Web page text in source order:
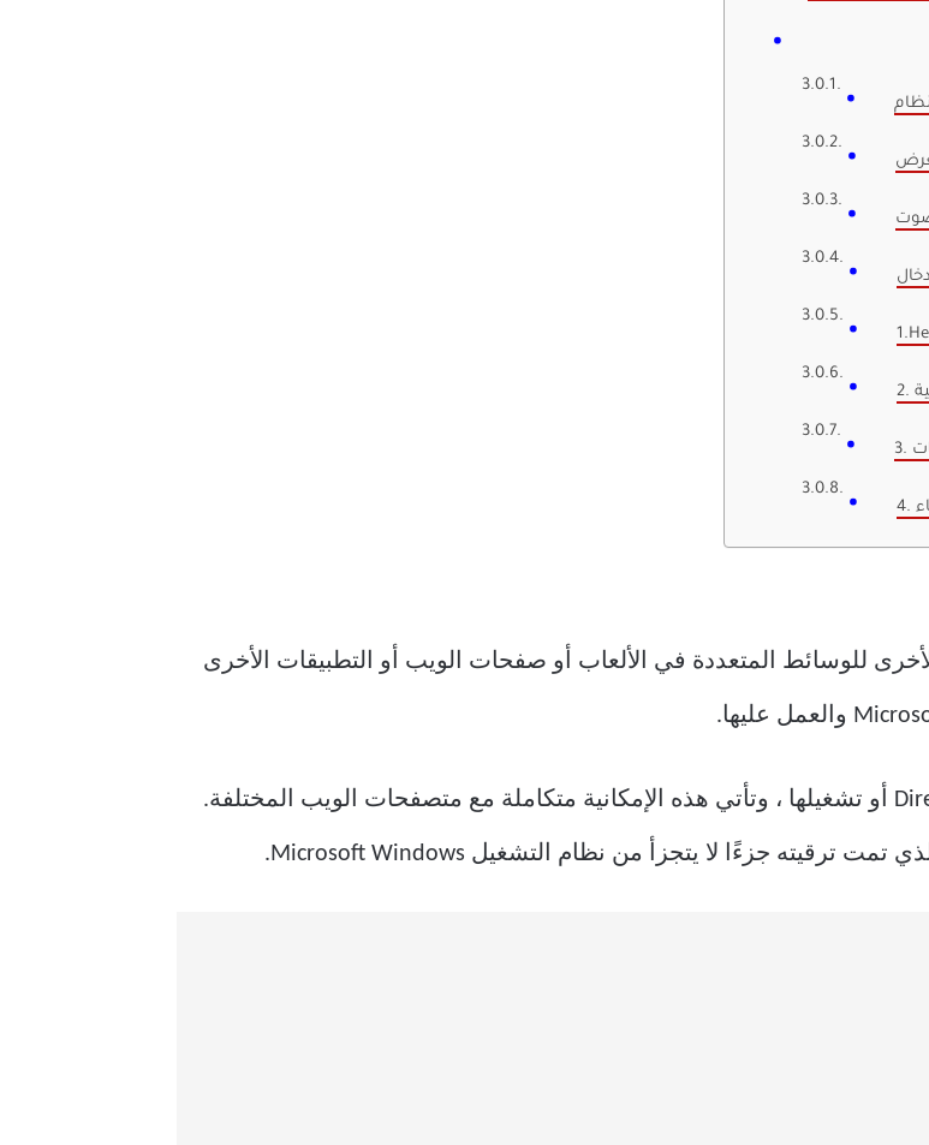
للوسائط المتعددة في الألعاب أو صفحات الويب أو التطبيقات الأخرى
ليست هناك حاجة إلى قدرة خارجية ، للعمل على DirectX أو تشغيلها ، وتأتي هذه الإمكانية متكاملة مع متصفحات الويب المختلفة.